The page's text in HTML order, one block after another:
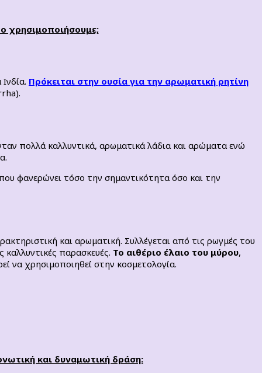
χρησιμοποιήσουμε;
Πρόκειται στην ουσία για την αρωματική ρητίνη
πολλά καλλυντικά, αρωματικά λάδια και αρώματα ενώ
φανερώνει τόσο την σημαντικότητα όσο και την
και αρωματική. Συλλέγεται από τις ρωγμές του
καλλυντικές παρασκευές. Το αιθέριο έλαιο του μύρου,
να χρησιμοποιηθεί στην κοσμετολογία.
και δυναμωτική δράση: